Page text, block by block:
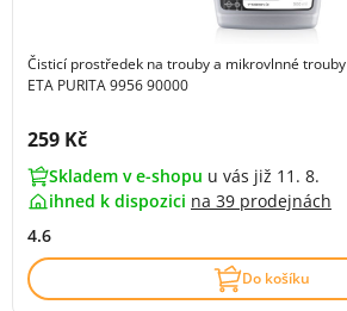
Čisticí prostředek na trouby a mikrovlnné trouby
ETA PURITA 9956 90000
Cena s DPH:
259 Kč
Skladem v e-shopu u vás již 11. 8.
ihned k dispozici na 39 prodejnách
4.6
Do košíku